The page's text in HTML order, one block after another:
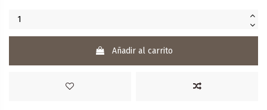
Añadir al carrito